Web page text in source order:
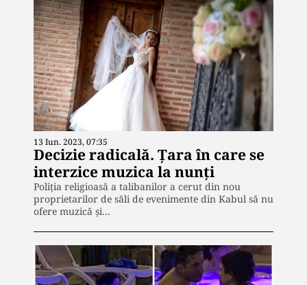
13 Iun. 2023, 07:35
Decizie radicală. Țara în care se
interzice muzica la nunți
Poliţia religioasă a talibanilor a cerut din nou
proprietarilor de săli de evenimente din Kabul să nu
ofere muzică şi…